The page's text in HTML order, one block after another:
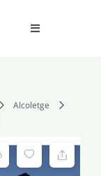
Toggle
Alcoletge